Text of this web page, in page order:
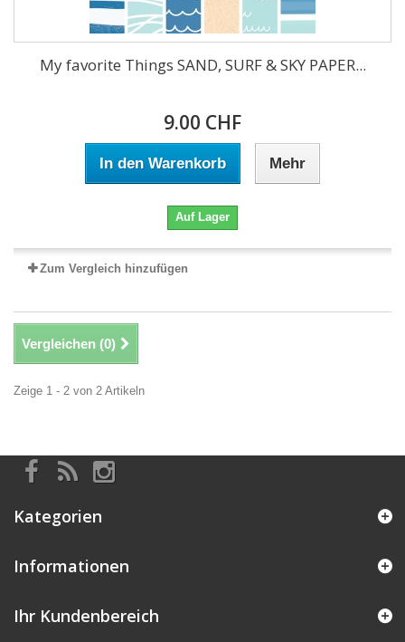
My favorite Things SAND, SURF & SKY PAPER...
9.00 CHF
In den Warenkorb Mehr
Auf Lager
Zum Vergleich hinzufügen
Vergleichen (0)
Zeige 1 - 2 von 2 Artikeln
Kategorien
Informationen
Ihr Kundenbereich